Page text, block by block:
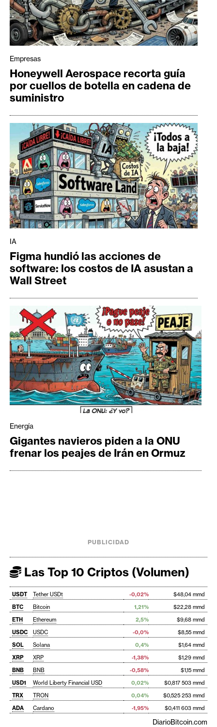
Empresas
Honeywell Aerospace recorta guía
por cuellos de botella en cadena de
suministro
IA
Figma hundió las acciones de
software: los costos de IA asustan a
Wall Street
Energía
Gigantes navieros piden a la ONU
frenar los peajes de Irán en Ormuz
PUBLICIDAD
Las Top 10 Criptos (Volumen)
USDT Tether USDt -0,02%
$48,04 mmd
BTC
Bitcoin 1,21%
$22,28 mmd
ETH
Ethereum 2,5%
$9,68 mmd
USDC
USDC -0,0%
$8,55 mmd
SOL
Solana 0,4%
$1,64 mmd
XRP
XRP -1,38%
$1,29 mmd
BNB
BNB -0,58%
$1,15 mmd
USD1
World Liberty Financial USD 0,02%
$0,817 503 mmd
TRX
TRON 0,04%
$0,525 253 mmd
ADA
Cardano -1,95% $0,411 603 mmd
DiarioBitcoin.com